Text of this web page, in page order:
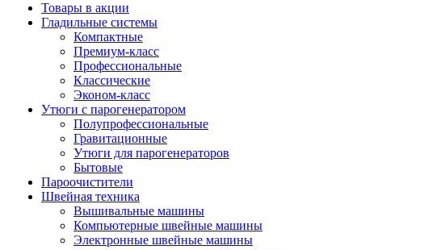
Товары в акции
Гладильные системы
Компактные
Премиум-класс
Профессиональные
Классические
Эконом-класс
Утюги с парогенератором
Полупрофессиональные
Гравитационные
Утюги для парогенераторов
Бытовые
Пароочистители
Швейная техника
Вышивальные машины
Компьютерные швейные машины
Электронные швейные машины